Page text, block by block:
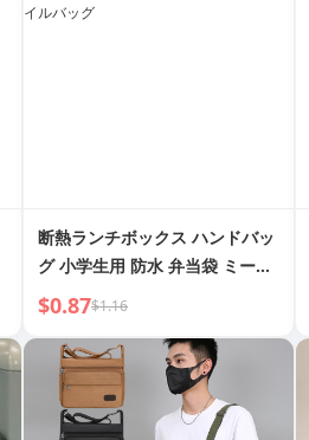
断熱ランチボックス ハンドバッ
グ 小学生用 防水 弁当袋 ミール
バッグ オフィスワーカー用 ポー
タブルランチ 厚手アルミホイル
バッグ
$0.87$1.16